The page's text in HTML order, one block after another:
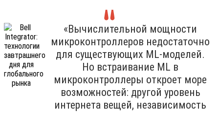
«Вычислительной мощности
микроконтроллеров недостаточно
для существующих ML-моделей.
Но встраивание ML в
микроконтроллеры откроет море
возможностей: другой уровень
интернета вещей, независимость